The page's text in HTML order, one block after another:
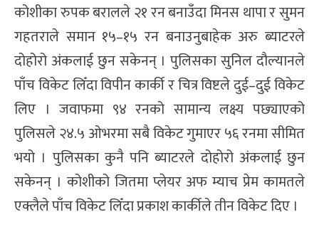
कोशीका रुपक बरालले २१ रन बनाउँदा मिनस थापा र सुमन
गहतराले समान १५–१५ रन बनाउनुबाहेक अरु ब्याटरले
दोहोरो अंकलाई छुन सकेनन् । पुलिसका सुनिल दौल्यानले
पाँच विकेट लिँदा विपीन कार्की र चित्र विष्टले दुई–दुई विकेट
लिए । जवाफमा ९४ रनको सामान्य लक्ष्य पछ्याएको
पुलिसले २४.५ ओभरमा सबै विकेट गुमाएर ५६ रनमा सीमित
भयो । पुलिसका कुनै पनि ब्याटरले दोहोरो अंकलाई छुन
सकेनन् । कोशीको जितमा प्लेयर अफ म्याच प्रेम कामतले
एक्लैले पाँच विकेट लिँदा प्रकाश कार्कीले तीन विकेट दिए ।